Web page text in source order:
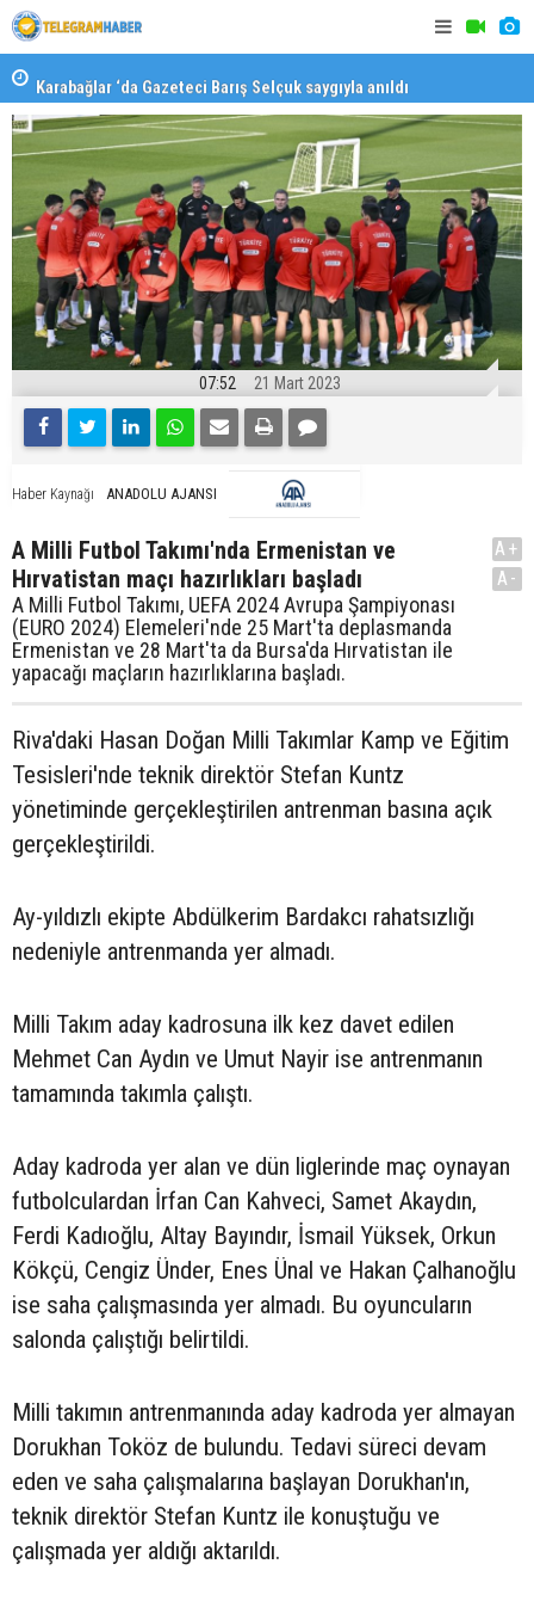
Karabağlar ‘da Gazeteci Barış Selçuk saygıyla anıldı
07:52 21 Mart 2023
Haber Kaynağı ANADOLU AJANSI
A Milli Futbol Takımı'nda Ermenistan ve
Hırvatistan maçı hazırlıkları başladı
A Milli Futbol Takımı, UEFA 2024 Avrupa Şampiyonası
(EURO 2024) Elemeleri'nde 25 Mart'ta deplasmanda
Ermenistan ve 28 Mart'ta da Bursa'da Hırvatistan ile
yapacağı maçların hazırlıklarına başladı.
A+
A-
Riva'daki Hasan Doğan Milli Takımlar Kamp ve Eğitim
Tesisleri'nde teknik direktör Stefan Kuntz
yönetiminde gerçekleştirilen antrenman basına açık
gerçekleştirildi.
Ay-yıldızlı ekipte Abdülkerim Bardakcı rahatsızlığı
nedeniyle antrenmanda yer almadı.
Milli Takım aday kadrosuna ilk kez davet edilen
Mehmet Can Aydın ve Umut Nayir ise antrenmanın
tamamında takımla çalıştı.
Aday kadroda yer alan ve dün liglerinde maç oynayan
futbolculardan İrfan Can Kahveci, Samet Akaydın,
Ferdi Kadıoğlu, Altay Bayındır, İsmail Yüksek, Orkun
Kökçü, Cengiz Ünder, Enes Ünal ve Hakan Çalhanoğlu
ise saha çalışmasında yer almadı. Bu oyuncuların
salonda çalıştığı belirtildi.
Milli takımın antrenmanında aday kadroda yer almayan
Dorukhan Toköz de bulundu. Tedavi süreci devam
eden ve saha çalışmalarına başlayan Dorukhan'ın,
teknik direktör Stefan Kuntz ile konuştuğu ve
çalışmada yer aldığı aktarıldı.